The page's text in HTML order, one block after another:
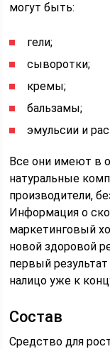
могут быть:
гели;
сыворотки;
кремы;
бальзамы;
эмульсии и
Все они имеют в
натуральные
производители,
Информация о
маркетинговый
новой здоровой
первый
налицо уже к
Состав
Средство для